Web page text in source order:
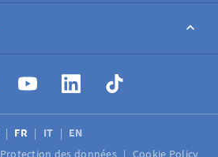
FR IT
EN
Protection des données Cookie Policy